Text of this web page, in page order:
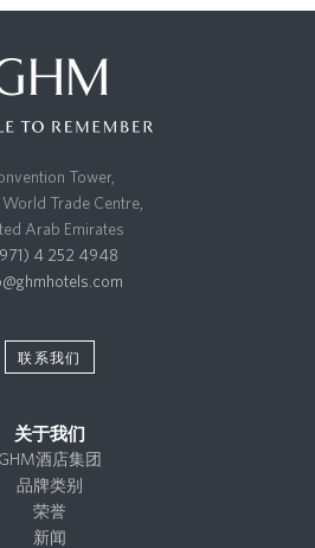
Tower,
Trade Centre,
Arab Emirates
4 252 4948
联系我们
关于我们
GHM酒店集团
品牌类别
荣誉
新闻